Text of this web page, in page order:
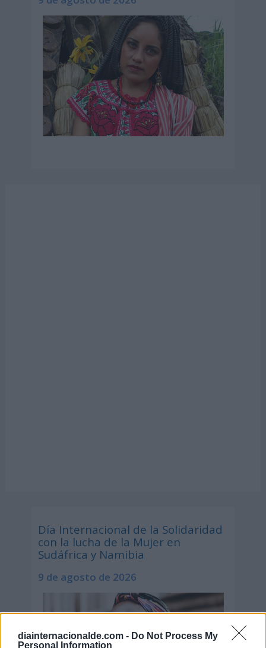
diainternacionalde.com - Do Not Process My
Personal Information
Día Internacional de la Solidaridad
con la lucha de la Mujer en
Sudáfrica y Namibia
9 de agosto de 2026